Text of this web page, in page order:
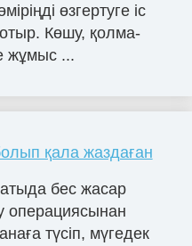
өзгертуге іс
Көшу, қолма-
жұмыс ...
қала жаздаған
бес жасар
операциясынан
түсіп, мүгедек